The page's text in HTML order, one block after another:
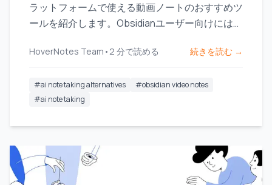
ラットフォームで使える動画ノートのおすすめツ
ールを紹介します。Obsidianユーザー向けには、
います。
HoverNotes Team • 2 分で読める 続きを読む →
#ai note taking alternatives #obsidian video notes
#ai note taking